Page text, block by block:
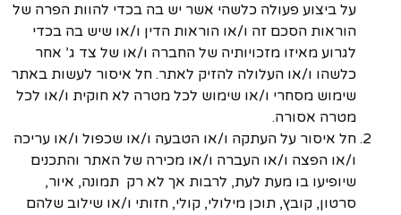
על ביצוע פעולה כלשהי אשר יש בה בכדי להוות הפרה של
הוראות הסכם זה ו/או הוראות הדין ו/או שיש בה בכדי
לגרוע מאיזו מזכויותיה של החברה ו/או של צד ג’ אחר
כלשהו ו/או העלולה להזיק לאתר. חל איסור לעשות באתר
שימוש מסחרי ו/או שימוש לכל מטרה לא חוקית ו/או לכל
מטרה אסורה.
חל איסור על העתקה ו/או הטבעה ו/או שכפול ו/או עריכה
ו/או הפצה ו/או העברה ו/או מכירה של האתר והתכנים
שיופיעו בו מעת לעת, לרבות אך לא רק תמונה, איור,
סרטון, קובץ, תוכן מילולי, קולי, חזותי ו/או שילוב שלהם